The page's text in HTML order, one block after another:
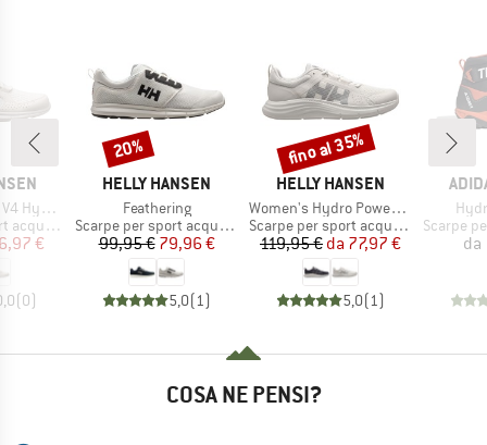
ridotto
€
(0)
MARCHIO
HELLY HANSEN
Articolo
Feathering
Gruppo di prodotti
Scarpe per sport acquatici
Prezzo
99,95 €Prezzo ridotto
79,96 €
5,0(1)
Sconto
20%
MARCHIO
HELLY HANSEN
Articolo
Women's Hydro Power Ahiga Evo 5
Gruppo di prodotti
Scarpe per sport acquatici
Prezzo
119,95 € Prezzo ridotto
da 77,97 €
5,0(1)
Sconto
fino al 35%
Gruppo
Scarpe
da
COSA NE PENSI?